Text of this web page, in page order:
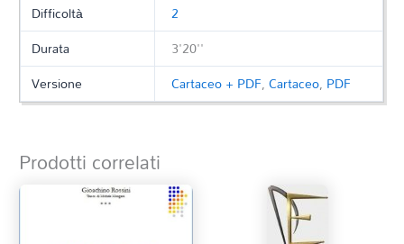
Difficoltà
2
Durata
3'20''
Versione
Cartaceo + PDF,Cartaceo, PDF
Prodotti correlati